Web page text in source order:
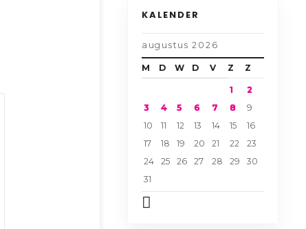
KALENDER
augustus 2026
M D W D V Z Z
1
2
3
4 5 6 7 8
9
10
11 12 13 14 15
16
17
18 19 20 21 22
23
24
25 26 27 28 29
30
31